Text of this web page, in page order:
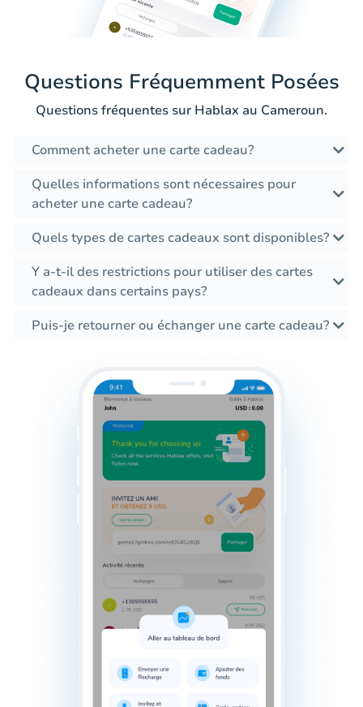
Questions Fréquemment Posées
Questions fréquentes sur Hablax au Cameroun.
Comment acheter une carte cadeau?
Quelles informations sont nécessaires pour
acheter une carte cadeau?
Quels types de cartes cadeaux sont disponibles?
Y a-t-il des restrictions pour utiliser des cartes
cadeaux dans certains pays?
Puis-je retourner ou échanger une carte cadeau?